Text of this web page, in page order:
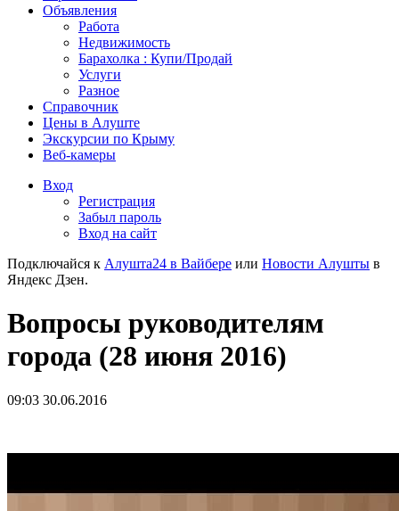
Объявления
Работа
Недвижимость
Барахолка : Купи/Продай
Услуги
Разное
Справочник
Цены в Алуште
Экскурсии по Крыму
Веб-камеры
Вход
Регистрация
Забыл пароль
Вход на сайт
Подключайся к Алушта24 в Вайбере или Новости Алушты в
Яндекс Дзен.
Вопросы руководителям
города (28 июня 2016)
09:03 30.06.2016